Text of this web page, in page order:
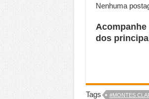
Nenhuma
dos
Tags #MONTES